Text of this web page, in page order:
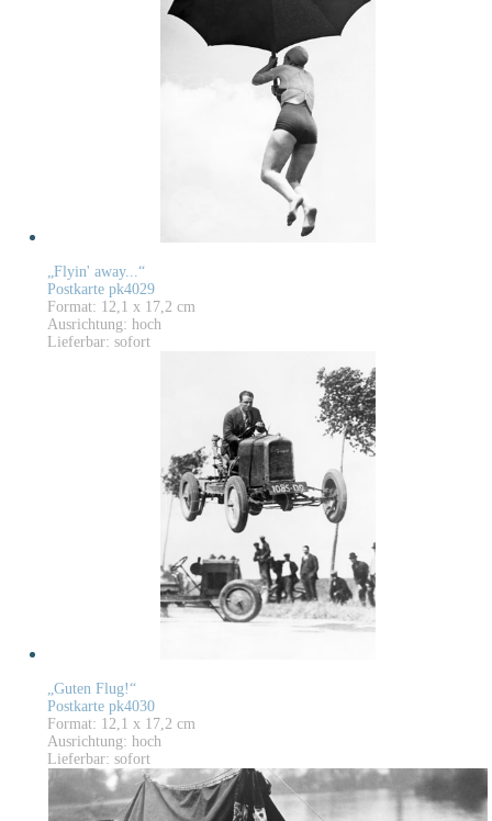
„Flyin' away...“
Postkarte pk4029
Format: 12,1 x 17,2 cm
Ausrichtung: hoch
Lieferbar: sofort
„Guten Flug!“
Postkarte pk4030
Format: 12,1 x 17,2 cm
Ausrichtung: hoch
Lieferbar: sofort